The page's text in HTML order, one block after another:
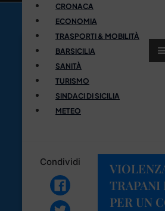
CRONACA
ECONOMIA
TRASPORTI & MOBILITÀ
BARSICILIA
SANITÀ
TURISMO
SINDACI DI SICILIA
METEO
Condividi
TRAPANI
PER UN